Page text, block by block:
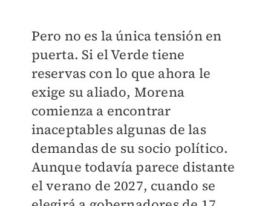
Pero no es la única tensión en
puerta. Si el Verde tiene
reservas con lo que ahora le
exige su aliado, Morena
comienza a encontrar
inaceptables algunas de las
demandas de su socio político.
Aunque todavía parece distante
el verano de 2027, cuando se